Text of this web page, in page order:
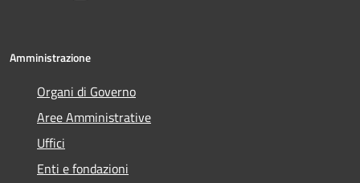
Amministrazione
Organi di Governo
Aree Amministrative
Uffici
Enti e fondazioni